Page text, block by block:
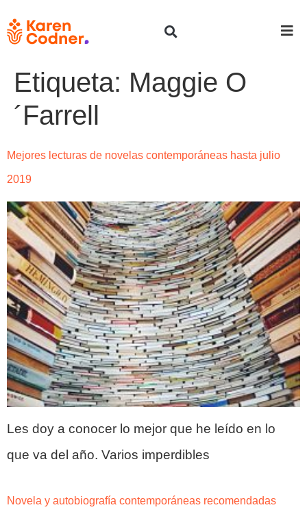
Etiqueta: Maggie O
´Farrell
Mejores lecturas de novelas contemporáneas hasta julio
2019
Les doy a conocer lo mejor que he leído en lo
que va del año. Varios imperdibles
Novela y autobiografía contemporáneas recomendadas